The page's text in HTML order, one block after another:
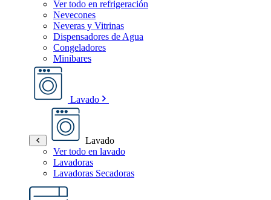
Ver todo en refrigeración
Nevecones
Neveras y Vitrinas
Dispensadores de Agua
Congeladores
Minibares
Lavado
Lavado
Ver todo en lavado
Lavadoras
Lavadoras Secadoras